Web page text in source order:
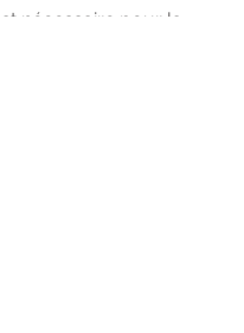
nécessaire pour la